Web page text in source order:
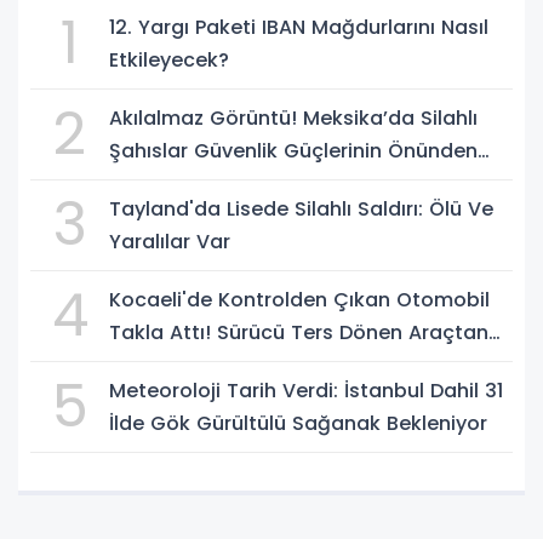
1
12. Yargı Paketi IBAN Mağdurlarını Nasıl
Etkileyecek?
2
Akılalmaz Görüntü! Meksika’da Silahlı
Şahıslar Güvenlik Güçlerinin Önünden
3
Tayland'da Lisede Silahlı Saldırı: Ölü Ve
Yaralılar Var
4
Kocaeli'de Kontrolden Çıkan Otomobil
Takla Attı! Sürücü Ters Dönen Araçtan
5
Meteoroloji Tarih Verdi: İstanbul Dahil 31
İlde Gök Gürültülü Sağanak Bekleniyor